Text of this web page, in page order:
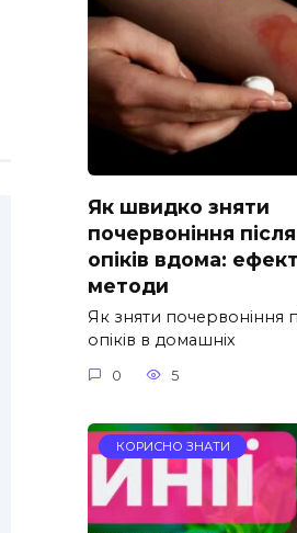
Як швидко зняти
почервоніння
опіків вдома:
методи
Як зняти почервоніння
опіків в домашніх
0 5
КОРИСНО ЗНАТИ